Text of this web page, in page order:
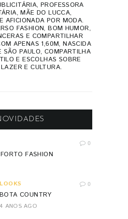
PROFESSORA
MÃE DO LUCCA,
AFICIONADA POR MODA.
FASHION, BOM HUMOR,
E COMPARTILHAR
APENAS 1,60M, NASCIDA
SÃO PAULO, COMPARTILHA
E ESCOLHAS SOBRE
E CULTURA.
0
FASHION
LOOKS 0
BOTA COUNTRY
4 ANOS AGO